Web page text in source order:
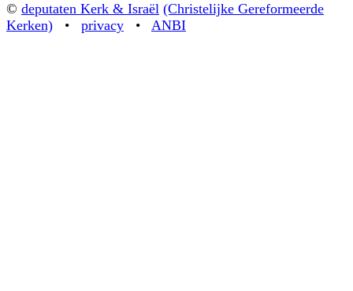
© deputaten Kerk & Israël (Christelijke Gereformeerde
Kerken) • privacy • ANBI